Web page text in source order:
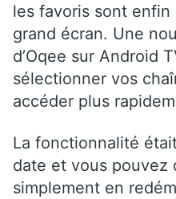
les favoris sont
grand écran. Une
d’Oqee sur Android
sélectionner vos
accéder plus
La fonctionnalité
date et vous pouvez
simplement en